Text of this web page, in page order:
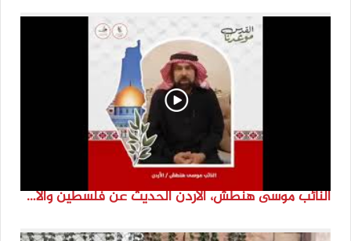
النائب موسى هنطش، الأردن الحديث عن فلسطين والاقصى هو عنصر تحدي من تحديات الأُمة في تاريخها الطويل. #انتماء2022